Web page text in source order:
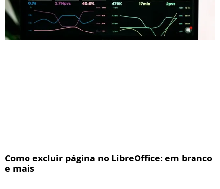
Como excluir página no LibreOffice: em branco
e mais